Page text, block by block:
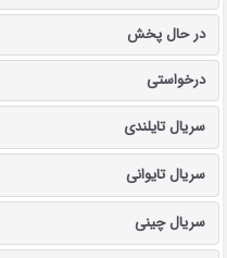
در حال پخش
درخواستی
سریال تایلندی
سریال تایوانی
سریال چینی